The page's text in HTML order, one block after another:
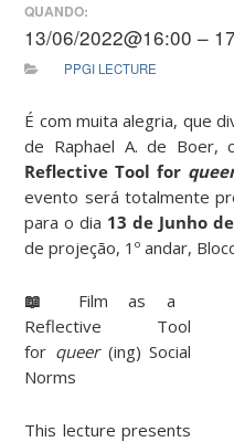
QUANDO:
13/06/2022@16:00 –
PPGI LECTURE
É com muita alegria, que
de Raphael A. de Boer,
Reflective Tool for
evento será totalmente
para o dia 13 de Junho
de projeção, 1º andar,
📖 Film as a
Reflective Tool
for queer(ing) Social
Norms
This lecture presents